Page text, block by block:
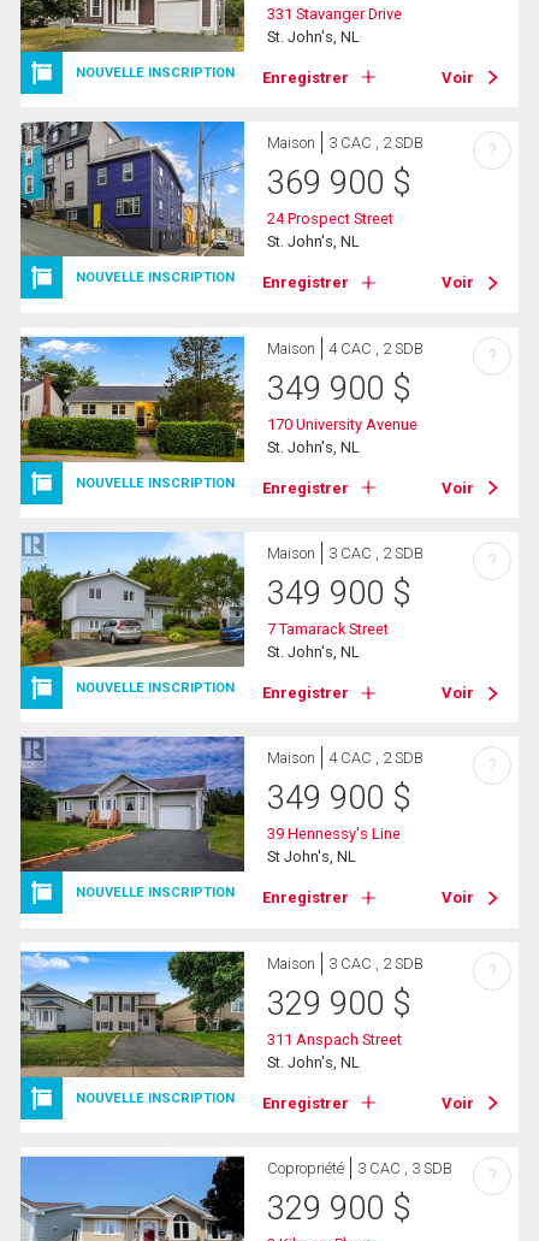
NOUVELLE INSCRIPTION
331 Stavanger Drive
St. John's, NL
Enregistrer Voir
NOUVELLE INSCRIPTION
Maison 3 CAC , 2 SDB
369 900 $
24 Prospect Street
St. John's, NL
Enregistrer Voir
?
NOUVELLE INSCRIPTION
Maison 4 CAC , 2 SDB
349 900 $
170 University Avenue
St. John's, NL
Enregistrer Voir
?
NOUVELLE INSCRIPTION
Maison 3 CAC , 2 SDB
349 900 $
7 Tamarack Street
St. John's, NL
Enregistrer Voir
?
NOUVELLE INSCRIPTION
Maison 4 CAC , 2 SDB
349 900 $
39 Hennessy's Line
St John's, NL
Enregistrer Voir
?
NOUVELLE INSCRIPTION
Maison 3 CAC , 2 SDB
329 900 $
311 Anspach Street
St. John's, NL
Enregistrer Voir
?
Copropriété 3 CAC , 3 SDB
329 900 $
?